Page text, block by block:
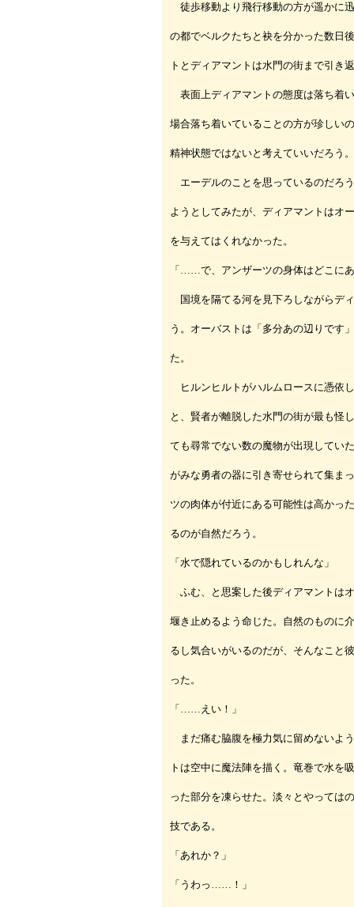
徒歩移動より飛行移動の方が遥かに
の都でベルクたちと袂を分かった数日
トとディアマントは水門の街まで引き
表面上ディアマントの態度は落ち着
場合落ち着いていることの方が珍しい
精神状態ではないと考えていいだろう。
エーデルのことを思っているのだろ
ようとしてみたが、ディアマントはオ
を与えてはくれなかった。
「……で、アンザーツの身体はどこに
国境を隔てる河を見下ろしながらデ
う。オーバストは「多分あの辺りです
た。
ヒルンヒルトがハルムロースに憑依
と、賢者が離脱した水門の街が最も怪
ても尋常でない数の魔物が出現してい
がみな勇者の器に引き寄せられて集ま
ツの肉体が付近にある可能性は高かっ
るのが自然だろう。
「水で隠れているのかもしれんな」
ふむ、と思案した後ディアマントは
堰き止めるよう命じた。自然のものに
るし気合いがいるのだが、そんなこと
った。
「……えい！」
まだ痛む脇腹を極力気に留めないよ
トは空中に魔法陣を描く。竜巻で水を
った部分を凍らせた。淡々とやっては
技である。
「あれか？」
「うわっ……！」